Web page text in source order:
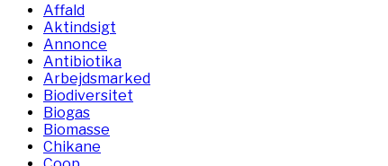
Affald
Aktindsigt
Annonce
Antibiotika
Arbejdsmarked
Biodiversitet
Biogas
Biomasse
Chikane